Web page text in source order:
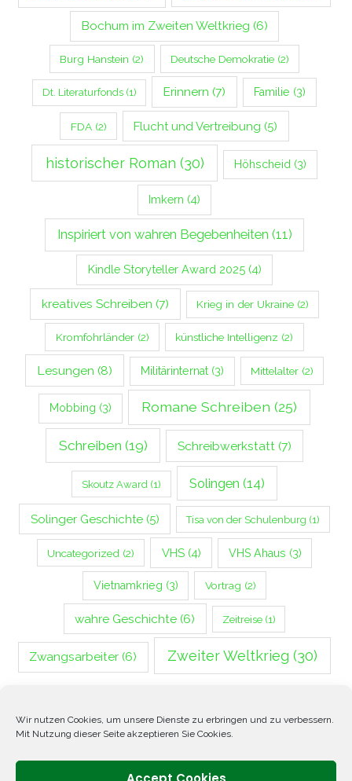
Wir nutzen Cookies, um unsere Dienste zu erbringen und zu verbessern.
Mit Nutzung dieser Seite akzeptieren Sie Cookies.
Bochum im Zweiten Weltkrieg (6)
Burg Hanstein (2) Deutsche Demokratie(2)
Dt. Literaturfonds(1) Erinnern (7) Familie (3)
FDA(2) Flucht und Vertreibung (5)
historischer Roman (30) Höhscheid (3)
Imkern (4)
Inspiriert von wahren Begebenheiten (11)
Kindle Storyteller Award 2025(4)
kreatives Schreiben (7) Krieg in der Ukraine(2)
Kromfohrländer(2) künstliche Intelligenz (2)
Lesungen (8) Militärinternat(3) Mittelalter(2)
Mobbing (3) Romane Schreiben (25)
Schreiben (19) Schreibwerkstatt(7)
Skoutz Award (1) Solingen (14)
Solinger Geschichte(5) Tisa von der Schulenburg (1)
Uncategorized (2) VHS(4) VHS Ahaus (3)
Vietnamkrieg (3) Vortrag (2)
wahre Geschichte (6) Zeitreise(1)
Zwangsarbeiter (6) Zweiter Weltkrieg (30)
Folgen Sie mir